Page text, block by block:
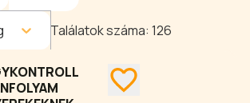
Találatok száma: 126